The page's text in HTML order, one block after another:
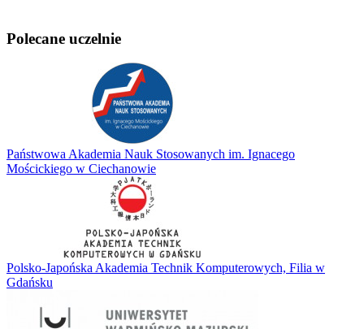
Polecane uczelnie
Państwowa Akademia Nauk Stosowanych im. Ignacego
Mościckiego w Ciechanowie
Polsko-Japońska Akademia Technik Komputerowych, Filia w
Gdańsku